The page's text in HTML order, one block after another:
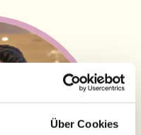
Über Cookies